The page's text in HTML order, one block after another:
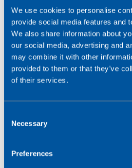
We use cookies to personalise
provide social media features and
We also share information about
our social media, advertising and
may combine it with other
provided to them or that they’ve
of their services.
Necessary
Preferences